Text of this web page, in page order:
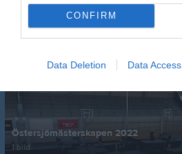
CONFIRM
Data Deletion Data Access
Senast uppdaterade album
Östersjömästerskapen 2022
1 bild